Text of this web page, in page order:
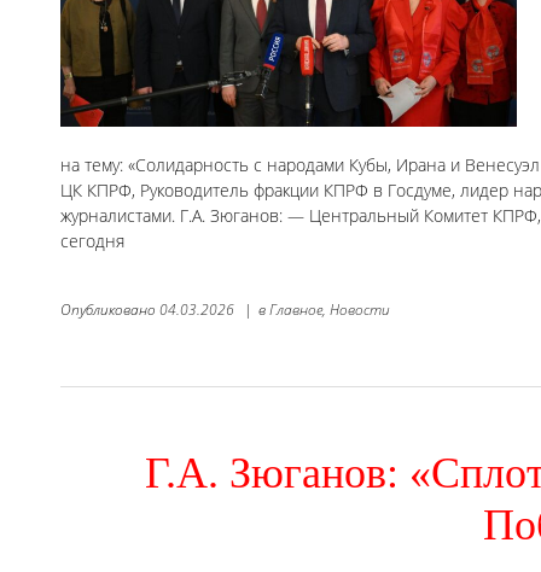
на тему: «Солидарность с народами Кубы, Ирана и
ЦК КПРФ, Руководитель фракции КПРФ в Госдуме, лидер
журналистами. Г.А. Зюганов: — Центральный Комитет
сегодня
Опубликовано 04.03.2026 | вГлавное, Новости
Г.А. Зюганов: